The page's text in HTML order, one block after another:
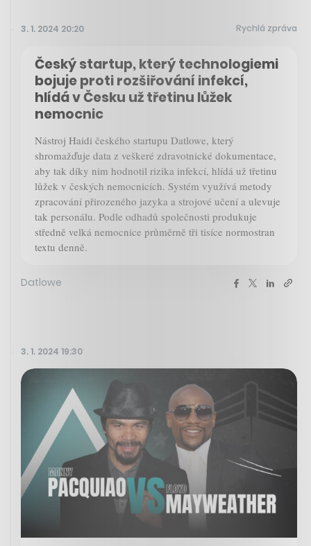
3. 1. 2024 20:20 Rychlá zpráva
Český startup, který technologiemi
bojuje proti rozšiřování infekcí,
hlídá v Česku už třetinu lůžek
nemocnic
Nástroj Haidi českého startupu Datlowe, který
shromažďuje data z veškeré zdravotnické dokumentace,
aby tak díky nim hodnotil rizika infekcí, hlídá už třetinu
lůžek v českých nemocnicích. Systém využívá metody
zpracování přirozeného jazyka a strojové učení a ulevuje
tak personálu. Podle odhadů společnosti produkuje
středně velká nemocnice průměrně tři tisíce normostran
textu denně.
Datlowe
3. 1. 2024 19:30